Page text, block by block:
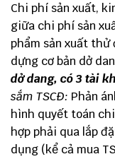
Chi phí sản xuất,
giữa chi phí sản
phẩm sản xuất thử
dựng cơ bản dở
dở dang, có 3 tài
sắm TSCĐ: Phản
hình quyết toán
hợp phải qua lắp
dụng (kể cả mua